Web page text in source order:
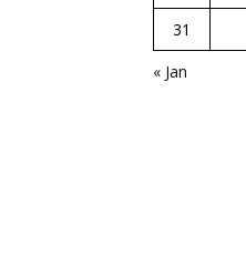
« Jan
31